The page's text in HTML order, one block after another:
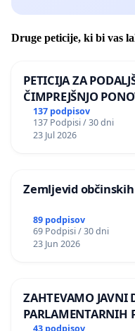
Druge peticije, ki bi vas
PETICIJA ZA
ČIMPREJŠNJO
BERNARDA
REPUBLIKE
137 podpisov
137 Podpisi / 30 dni
23 Jul 2026
Zemljevid
89 podpisov
69 Podpisi / 30 dni
23 Jun 2026
ZAHTEVAMO JAVNI
PARLAMENTARNIH
43 podpisov